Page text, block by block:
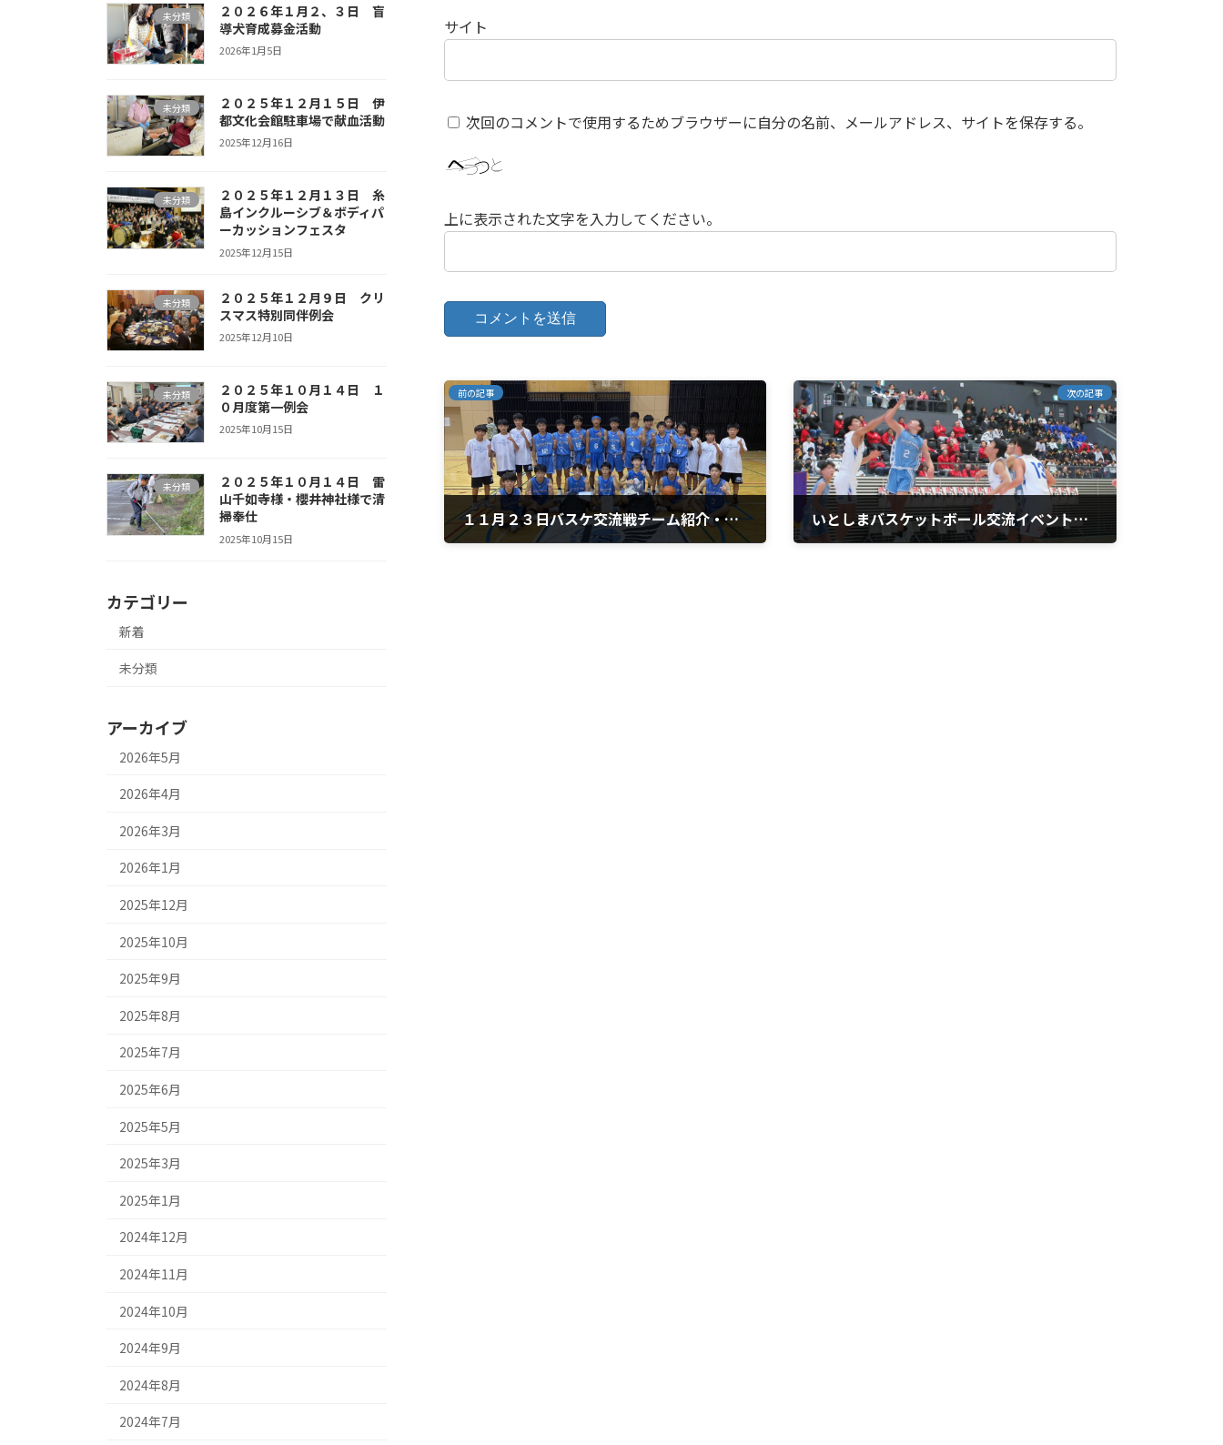
サイト
次回のコメントで使用するためブラウザーに自分の名前、メールアドレス、サイトを保存する。
上に表示された文字を入力してください。
前の記事
１１月２３日バスケ交流戦チーム紹介・スプレッドウィングス福岡
次の記事
いとしまバスケットボール交流イベントを開催
未分類
２０２６年１月２、３日 盲
導犬育成募金活動
2026年1月5日
未分類
２０２５年１２月１５日 伊
都文化会館駐車場で献血活動
2025年12月16日
未分類
２０２５年１２月１３日 糸
島インクルーシブ＆ボディパ
ーカッションフェスタ
2025年12月15日
未分類
２０２５年１２月９日 クリ
スマス特別同伴例会
2025年12月10日
未分類
２０２５年１０月１４日 １
０月度第一例会
2025年10月15日
未分類
２０２５年１０月１４日 雷
山千如寺様・櫻井神社様で清
掃奉仕
2025年10月15日
カテゴリー
新着
未分類
アーカイブ
2026年5月
2026年4月
2026年3月
2026年1月
2025年12月
2025年10月
2025年9月
2025年8月
2025年7月
2025年6月
2025年5月
2025年3月
2025年1月
2024年12月
2024年11月
2024年10月
2024年9月
2024年8月
2024年7月